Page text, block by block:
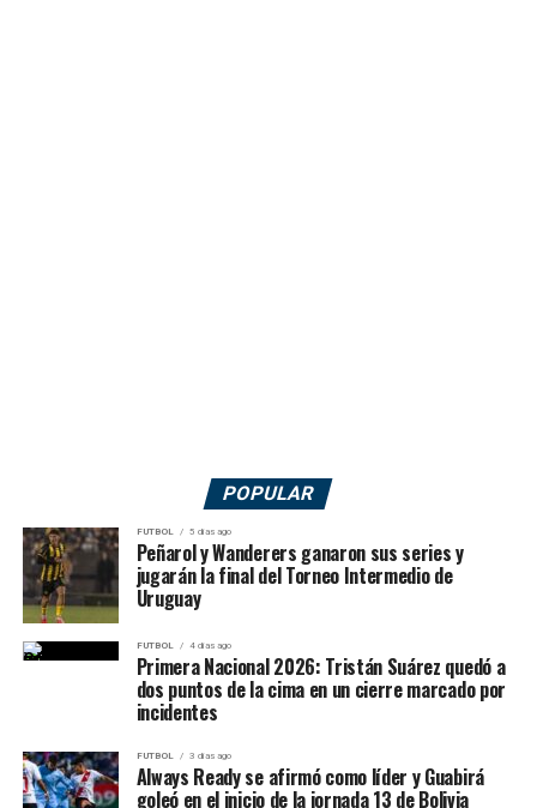
POPULAR
FUTBOL 5 días ago
Peñarol y Wanderers ganaron sus series y
jugarán la final del Torneo Intermedio de
Uruguay
FUTBOL 4 días ago
Primera Nacional 2026: Tristán Suárez quedó a
dos puntos de la cima en un cierre marcado por
incidentes
FUTBOL 3 días ago
Always Ready se afirmó como líder y Guabirá
goleó en el inicio de la jornada 13 de Bolivia